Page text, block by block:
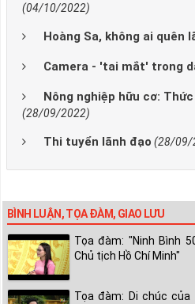
(04/10/2022)
Hoàng Sa, không ai quên
Camera - 'tai mắt' trong
Nông nghiệp hữu cơ:
(28/09/2022)
Thi tuyển lãnh đạo (28/09/
BÌNH LUẬN, TỌA ĐÀM, GIAO LƯU
Tọa đàm: "Ninh Bình
Chủ tịch Hồ Chí Minh"
Tọa đàm: Di chúc của